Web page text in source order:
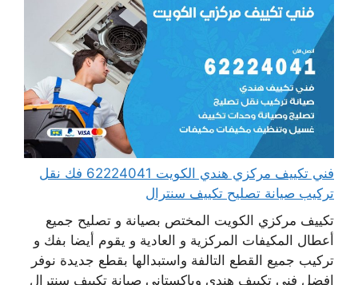
فني تكييف مركزي هندي الكويت 62224041 فك نقل
تركيب صيانة تصليح تكييف سنترال
تكييف مركزي الكويت المختص بصيانة و تصليح جميع
أعطال المكيفات المركزية و العادية و يقوم أيضا بفك و
تركيب جميع القطع التالفة واستبدالها بقطع جديدة نوفر
افضل فني تكييف هندي وباكستاني صيانة تكييف سنترال